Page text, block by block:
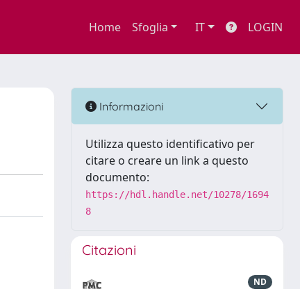
Home Sfoglia IT LOGIN
Informazioni
Utilizza questo identificativo per
citare o creare un link a questo
documento:
https://hdl.handle.net/10278/1694
8
Citazioni
ND